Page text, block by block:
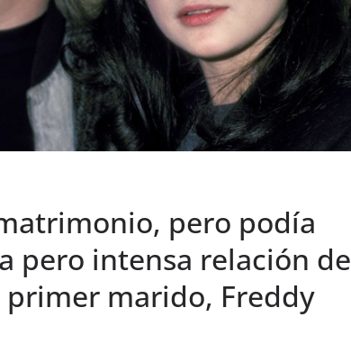
pero podía
pero intensa relación de
primer marido, Freddy